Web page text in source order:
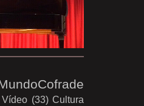
Vídeo (33) Cultura